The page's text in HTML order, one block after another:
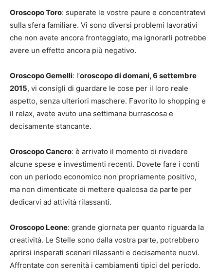
Oroscopo Toro: superate le vostre paure e concentratevi
sulla sfera familiare. Vi sono diversi problemi lavorativi
che non avete ancora fronteggiato, ma ignorarli potrebbe
avere un effetto ancora più negativo.
Oroscopo Gemelli: l’oroscopo di domani, 6 settembre
2015, vi consigli di guardare le cose per il loro reale
aspetto, senza ulteriori maschere. Favorito lo shopping e
il relax, avete avuto una settimana burrascosa e
decisamente stancante.
Oroscopo Cancro: è arrivato il momento di rivedere
alcune spese e investimenti recenti. Dovete fare i conti
con un periodo economico non propriamente positivo,
ma non dimenticate di mettere qualcosa da parte per
dedicarvi ad attività rilassanti.
Oroscopo Leone: grande giornata per quanto riguarda la
creatività. Le Stelle sono dalla vostra parte, potrebbero
aprirsi insperati scenari rilassanti e decisamente nuovi.
Affrontate con serenità i cambiamenti tipici del periodo.